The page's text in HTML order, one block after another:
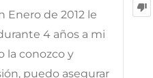
Enero de 2012 le
4 años a mi
la conozco y
puedo asegurar